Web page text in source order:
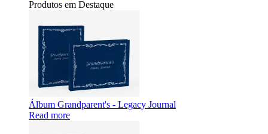
Produtos em Destaque
Álbum Grandparent's - Legacy Journal
Read more